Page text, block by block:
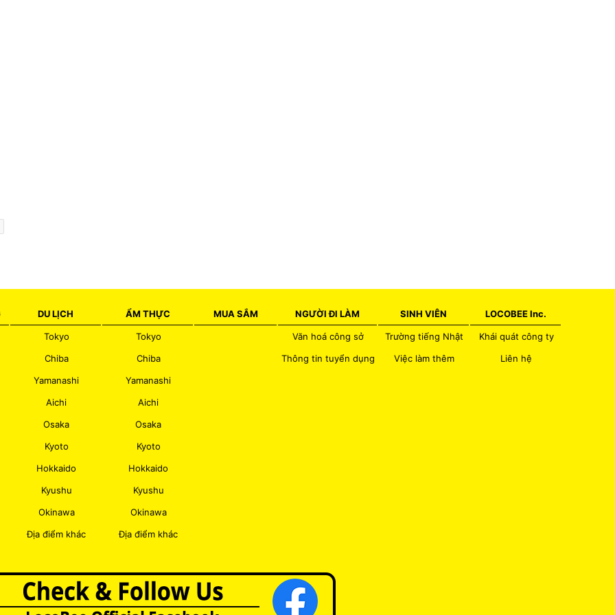
DU LỊCH
Tokyo
Chiba
Yamanashi
Aichi
Osaka
Kyoto
Hokkaido
Kyushu
Okinawa
Địa điểm khác
ẨM THỰC
Tokyo
Chiba
Yamanashi
Aichi
Osaka
Kyoto
Hokkaido
Kyushu
Okinawa
Địa điểm khác
MUA SẮM NGƯỜI ĐI LÀM
Văn hoá công sở
Thông tin tuyển dụng
SINH VIÊN
Trường tiếng Nhật
Việc làm thêm
LOCOBEE Inc.
Khái quát công ty
Liên hệ